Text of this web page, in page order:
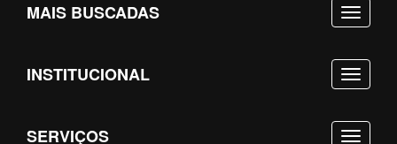
MAIS BUSCADAS
INSTITUCIONAL
SERVIÇOS